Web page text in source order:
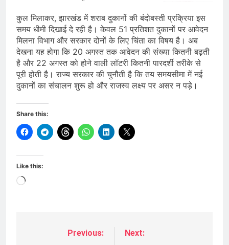
कुल मिलाकर, झारखंड में शराब दुकानों की बंदोबस्ती प्रक्रिया इस
समय धीमी दिखाई दे रही है। केवल 51 प्रतिशत दुकानों पर आवेदन
मिलना विभाग और सरकार दोनों के लिए चिंता का विषय है। अब
देखना यह होगा कि 20 अगस्त तक आवेदन की संख्या कितनी बढ़ती
है और 22 अगस्त को होने वाली लॉटरी कितनी पारदर्शी तरीके से
पूरी होती है। राज्य सरकार की चुनौती है कि तय समयसीमा में नई
दुकानों का संचालन शुरू हो और राजस्व लक्ष्य पर असर न पड़े।
Share this:
Like this:
Loading…
Previous:
Next: